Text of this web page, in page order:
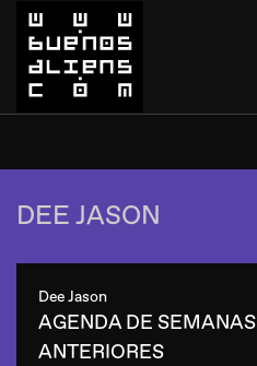
DEE JASON
Dee Jason
AGENDA DE SEMANAS
ANTERIORES